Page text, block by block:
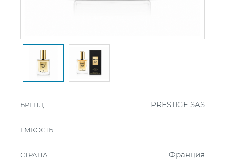
БРЕНД PRESTIGE SAS
ЕМКОСТЬ
СТРАНА Франция